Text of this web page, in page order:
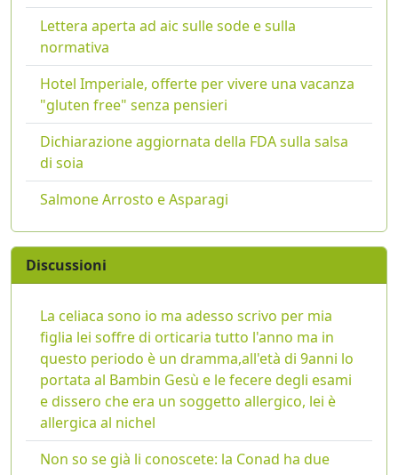
Lettera aperta ad aic sulle sode e sulla
normativa
Hotel Imperiale, offerte per vivere una vacanza
"gluten free" senza pensieri
Dichiarazione aggiornata della FDA sulla salsa
di soia
Salmone Arrosto e Asparagi
Discussioni
La celiaca sono io ma adesso scrivo per mia
figlia lei soffre di orticaria tutto l'anno ma in
questo periodo è un dramma,all'età di 9anni lo
portata al Bambin Gesù e le fecere degli esami
e dissero che era un soggetto allergico, lei è
allergica al nichel
Non so se già li conoscete: la Conad ha due